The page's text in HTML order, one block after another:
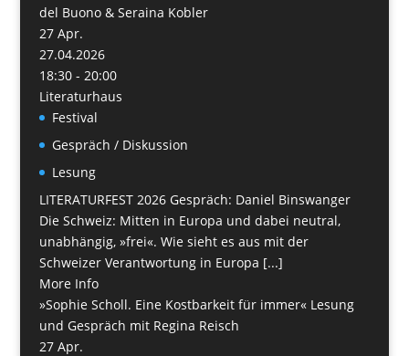
del Buono & Seraina Kobler
27 Apr.
27.04.2026
18:30 - 20:00
Literaturhaus
Festival
Gespräch / Diskussion
Lesung
LITERATURFEST 2026 Gespräch: Daniel Binswanger
Die Schweiz: Mitten in Europa und dabei neutral,
unabhängig, »frei«. Wie sieht es aus mit der
Schweizer Verantwortung in Europa [...]
More Info
»Sophie Scholl. Eine Kostbarkeit für immer« Lesung
und Gespräch mit Regina Reisch
27 Apr.